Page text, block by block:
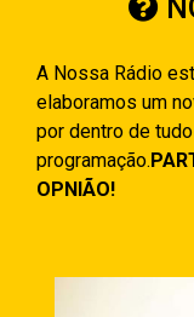
A Nossa Rádio
elaboramos um
por dentro de
programação.
OPNIÃO!